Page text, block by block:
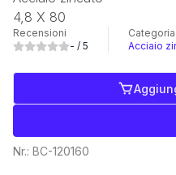
4,8 X 80
Recensioni
- / 5
Categoria
Acciaio
Nr.: BC-120160